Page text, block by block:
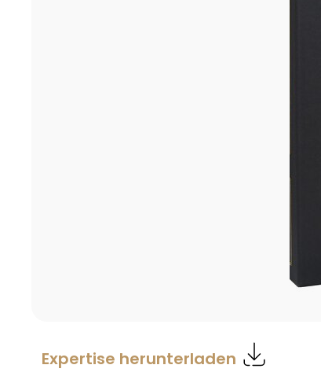
Expertise herunterladen